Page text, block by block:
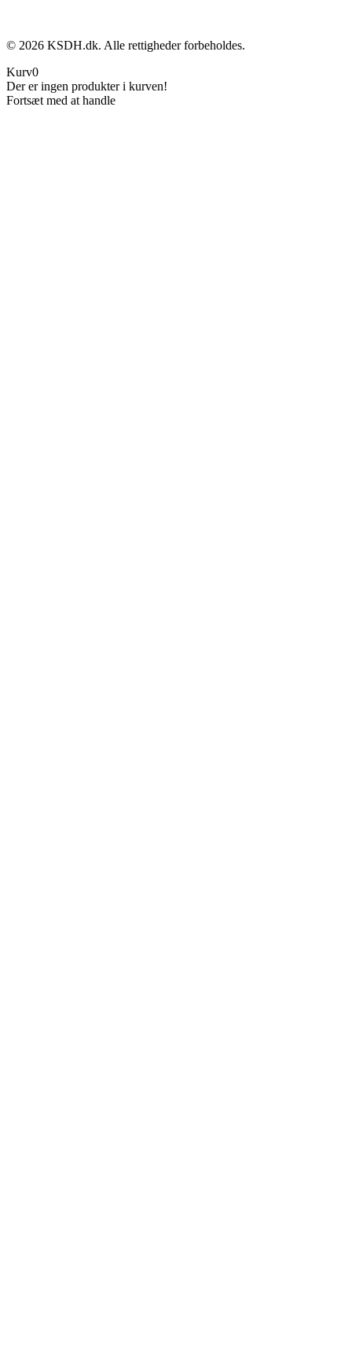
© 2026 KSDH.dk. Alle rettigheder forbeholdes.
Kurv0
Der er ingen produkter i kurven!
Fortsæt med at handle